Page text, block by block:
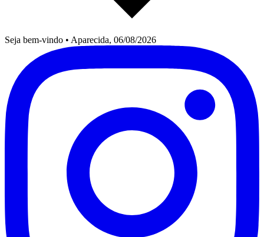
Seja bem-vindo • Aparecida, 06/08/2026